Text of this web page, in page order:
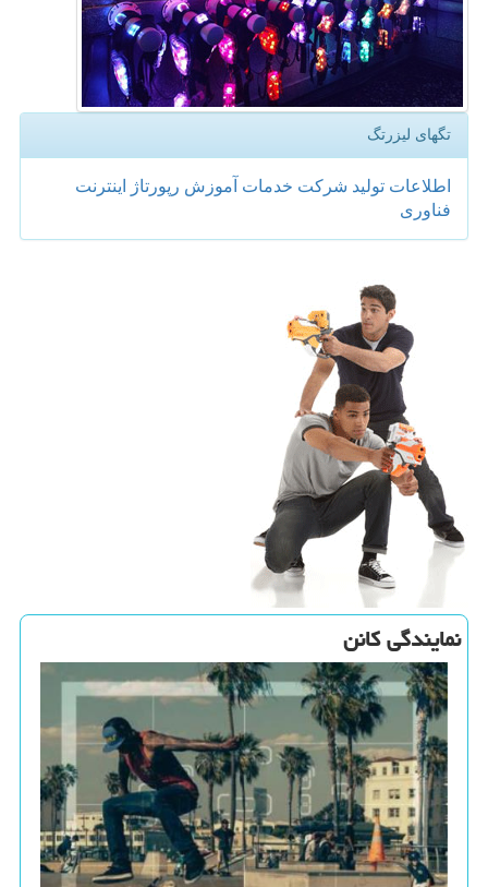
تگهای لیزرتگ
اطلاعات تولید شركت خدمات آموزش رپورتاژ
اینترنت
فناوری
نمایندگی كانن